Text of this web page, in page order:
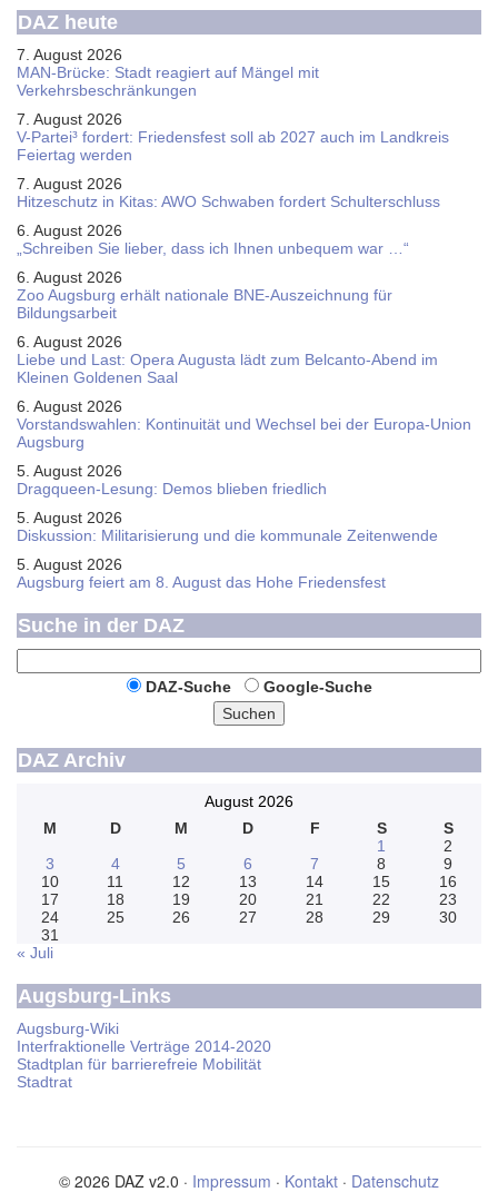
DAZ heute
7. August 2026
MAN-Brücke: Stadt reagiert auf Mängel mit
Verkehrsbeschränkungen
7. August 2026
V-Partei­³ fordert: Friedens­fest soll ab 2027 auch im Land­kreis
Feier­tag werden
7. August 2026
Hitzeschutz in Kitas: AWO Schwaben fordert Schulterschluss
6. August 2026
„Schreiben Sie lieber, dass ich Ihnen unbequem war …“
6. August 2026
Zoo Augsburg erhält nationale BNE-Auszeichnung für
Bildungsarbeit
6. August 2026
Liebe und Last: Opera Augusta lädt zum Belcanto-Abend im
Kleinen Goldenen Saal
6. August 2026
Vorstandswahlen: Kontinuität und Wechsel bei der Europa-Union
Augsburg
5. August 2026
Dragqueen-Lesung: Demos blieben friedlich
5. August 2026
Diskussion: Mi­li­ta­ri­sie­rung und die kommunale Zeitenwende
5. August 2026
Augsburg feiert am 8. August das Hohe Friedensfest
Suche in der DAZ
DAZ-Suche
Google-Suche
Suchen
DAZ Archiv
August 2026
M
D M D F S
S
1
2
3
4 5 6 7 8
9
10
11 12 13 14 15
16
17
18 19 20 21 22
23
24
25 26 27 28 29
30
31
« Juli
Augsburg-Links
Augsburg-Wiki
Interfraktionelle Verträge 2014-2020
Stadtplan für barrierefreie Mobilität
Stadtrat
© 2026 DAZ v2.0 · Impressum · Kontakt · Datenschutz